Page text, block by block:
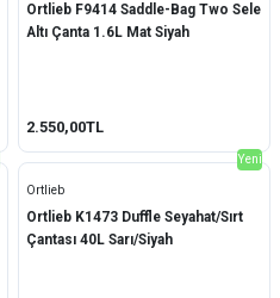
Ortlieb F9414 Saddle-Bag Two Sele
Altı Çanta 1.6L Mat Siyah
2.550,00TL
Yeni
Ortlieb
Ortlieb K1473 Duffle Seyahat/Sırt
Çantası 40L Sarı/Siyah